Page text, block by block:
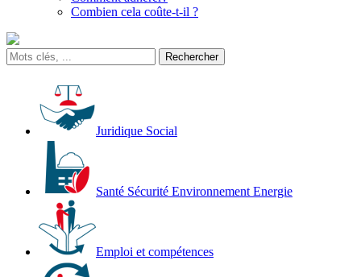
Combien cela coûte-t-il ?
Juridique Social
Santé Sécurité Environnement Energie
Emploi et compétences